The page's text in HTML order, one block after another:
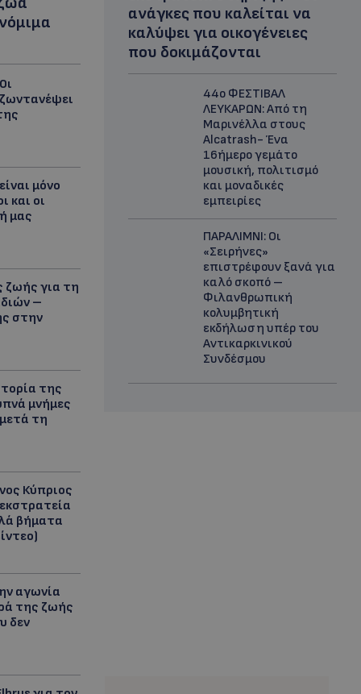
μόνο
και οι
μας
ζωής για τη
–
στην
της
μνήμες
τη
Κύπριος
βήματα
αγωνία
της ζωής
δεν
ανάγκες που καλείται να
καλύψει για οικογένειες
που δοκιμάζονται
44ο ΦΕΣΤΙΒΑΛ
ΛΕΥΚΑΡΩΝ: Από τη
Μαρινέλλα στους
Alcatrash- Ένα
16ήμερο γεμάτο
μουσική, πολιτισμό
και μοναδικές
εμπειρίες
ΠΑΡΑΛΙΜΝΙ: Οι
«Σειρήνες»
επιστρέφουν ξανά για
καλό σκοπό –
Φιλανθρωπική
κολυμβητική
εκδήλωση υπέρ του
Αντικαρκινικού
Συνδέσμου